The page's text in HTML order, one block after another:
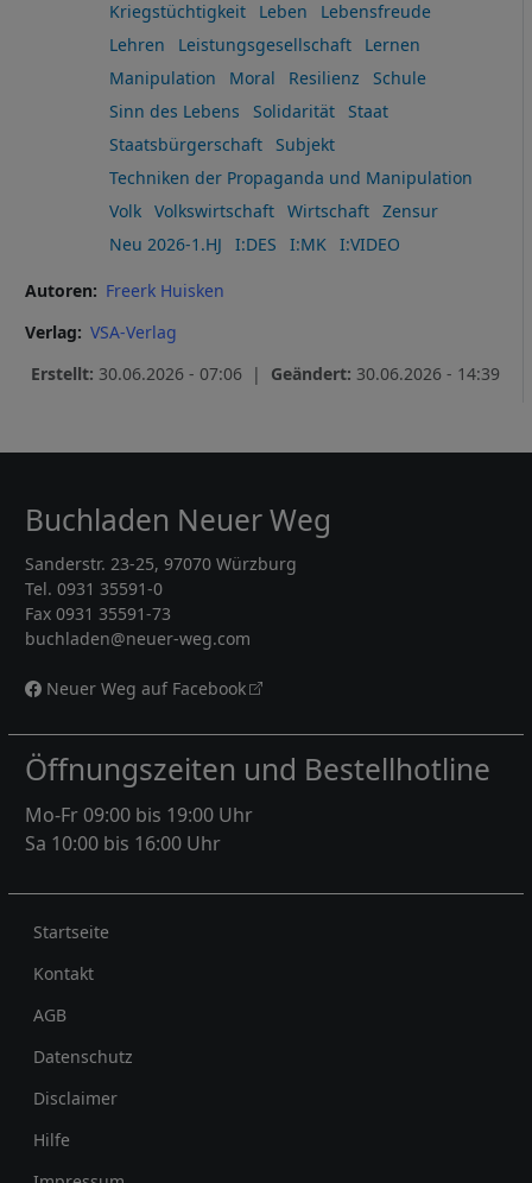
Kriegstüchtigkeit
Leben
Lebensfreude
Lehren
Leistungsgesellschaft
Lernen
Manipulation
Moral Resilienz
Schule
Sinn des Lebens
Solidarität
Staat
Staatsbürgerschaft
Subjekt
Techniken der Propaganda und Manipulation
Volk
Volkswirtschaft Wirtschaft
Zensur
Neu 2026-1.HJ
I:DES I:MK I:VIDEO
Autoren
Freerk Huisken
Verlag
VSA-Verlag
Erstellt: 30.06.2026 - 07:06 | Geändert: 30.06.2026 - 14:39
Buchladen Neuer Weg
Sanderstr. 23-25, 97070 Würzburg
Tel. 0931 35591-0
Fax 0931 35591-73
buchladen@neuer-weg.com
Neuer Weg auf Facebook
Öffnungszeiten und Bestellhotline
Mo-Fr 09:00 bis 19:00 Uhr
Sa 10:00 bis 16:00 Uhr
Rechtliches
Startseite
Kontakt
AGB
Datenschutz
Disclaimer
Hilfe